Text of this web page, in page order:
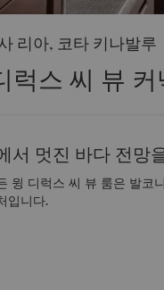
리아, 코타 키나발루
럭스 씨 뷰 커
서 멋진 바다 전망
윙 디럭스 씨 뷰 룸은 발코
입니다.